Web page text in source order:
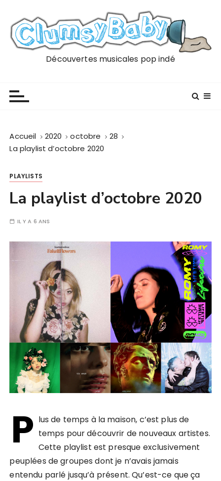
Découvertes musicales pop indé
Accueil 2020 octobre
28
La playlist d’octobre 2020
PLAYLISTS
La playlist d’octobre 2020
IL Y A 6 ANS
P lus de temps à la maison, c’est plus de
temps pour découvrir de nouveaux artistes.
Cette playlist est presque exclusivement
peuplées de groupes dont je n’avais jamais
entendu parlé jusqu’à présent. Qu’est-ce que ça